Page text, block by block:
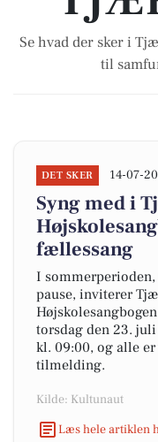
Se hvad der sker i
til
DET SKER 14-07-
Syng med i
fællessang
I
pause, inviterer
torsdag den 23.
kl. 09:00, og alle
tilmelding.
Kilde: Kultunaut
Læs hele artiklen